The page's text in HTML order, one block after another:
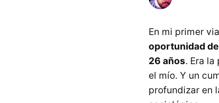
En mi primer
oportunidad
26 años. Era
el mío. Y un
profundizar en